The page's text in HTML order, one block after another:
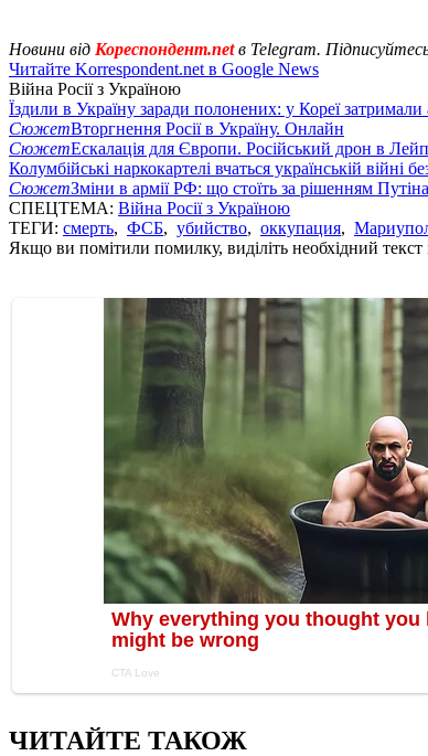
Новини від Кореспондент.netв Telegram.
Читайте Korrespondent.net в Google News
Війна Росії з Україною
Їздили в Україну заради полонених: у Кореї затримали
СюжетВторгнення Росії в Україну. Онлайн
СюжетЕскалація для Європи. Російський дрон в
Колумбійські наркокартелі вчаться українській війні
СюжетЗміни в армії РФ: що стоїть за рішенням Путіна
СПЕЦТЕМА: Війна Росії з Україною
ТЕГИ: смерть, ФСБ, убийство, оккупация,
Якщо ви помітили помилку, виділіть необхідний
ЧИТАЙТЕ ТАКОЖ